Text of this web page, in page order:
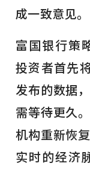
成一致意见。
富国银行策
投资者首先
发布的数据
需等待更久
机构重新恢
实时的经济